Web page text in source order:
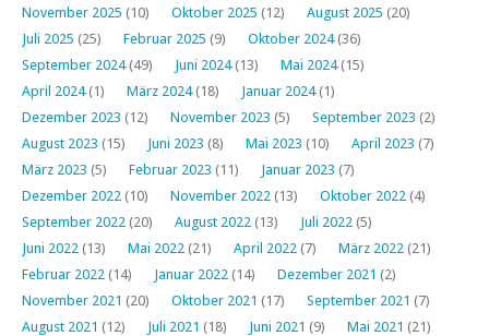
November 2025 (10) Oktober 2025 (12) August 2025 (20)
Juli 2025 (25) Februar 2025 (9) Oktober 2024(36)
September 2024(49) Juni 2024(13) Mai 2024(15)
April 2024(1) März 2024(18) Januar 2024(1)
Dezember 2023 (12) November 2023 (5) September 2023 (2)
August 2023 (15) Juni 2023 (8) Mai 2023 (10) April 2023 (7)
März 2023 (5) Februar 2023 (11) Januar 2023 (7)
Dezember 2022 (10) November 2022 (13) Oktober 2022 (4)
September 2022 (20) August 2022 (13) Juli 2022 (5)
Juni 2022 (13) Mai 2022 (21) April 2022 (7) März 2022 (21)
Februar 2022 (14) Januar 2022 (14) Dezember 2021 (2)
November 2021 (20) Oktober 2021 (17) September 2021 (7)
August 2021 (12) Juli 2021 (18) Juni 2021 (9) Mai 2021 (21)